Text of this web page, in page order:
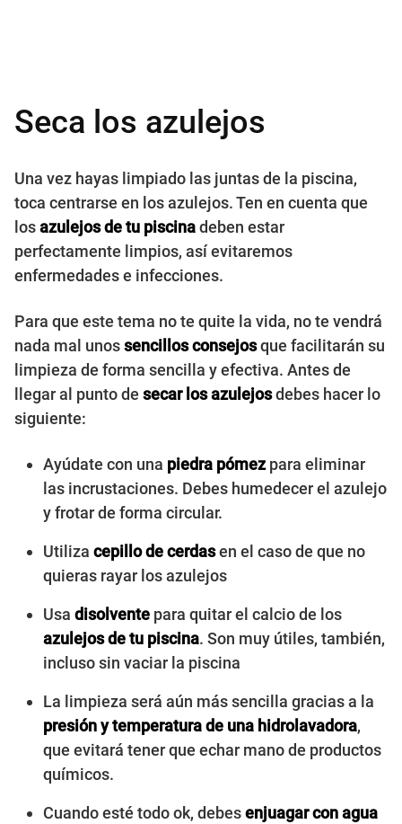
Seca los azulejos
Una vez hayas limpiado las juntas de la piscina,
toca centrarse en los azulejos. Ten en cuenta que
losazulejos de tu piscinadeben estar
perfectamente limpios, así evitaremos
enfermedades e infecciones.
Para que este tema no te quite la vida, no te vendrá
nada mal unossencillos consejosque facilitarán su
limpieza de forma sencilla y efectiva. Antes de
llegar al punto de secar los azulejosdebes hacer lo
siguiente:
Ayúdate con una piedra pómezpara eliminar
las incrustaciones. Debes humedecer el azulejo
y frotar de forma circular.
Utiliza cepillo de cerdasen el caso de que no
quieras rayar los azulejos
Usa disolvente para quitar el calcio de los
azulejos de tu piscina. Son muy útiles, también,
incluso sin vaciar la piscina
La limpieza será aún más sencilla gracias a la
presión y temperatura de una hidrolavadora,
que evitará tener que echar mano de productos
químicos.
Cuando esté todo ok, debesenjuagar con agua